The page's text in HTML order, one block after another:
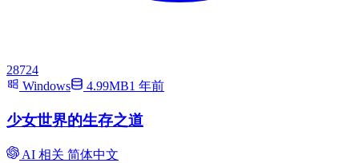
28724
Windows
4.99MB1 年前
少女世界的生存之道
AI 相关 简体中文